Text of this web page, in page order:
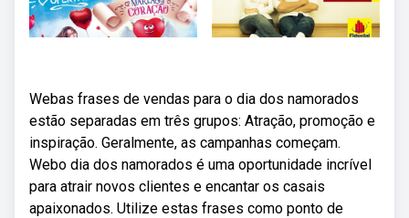
Webas frases de vendas para o dia dos namorados
estão separadas em três grupos: Atração, promoção e
inspiração. Geralmente, as campanhas começam.
Webo dia dos namorados é uma oportunidade incrível
para atrair novos clientes e encantar os casais
apaixonados. Utilize estas frases como ponto de